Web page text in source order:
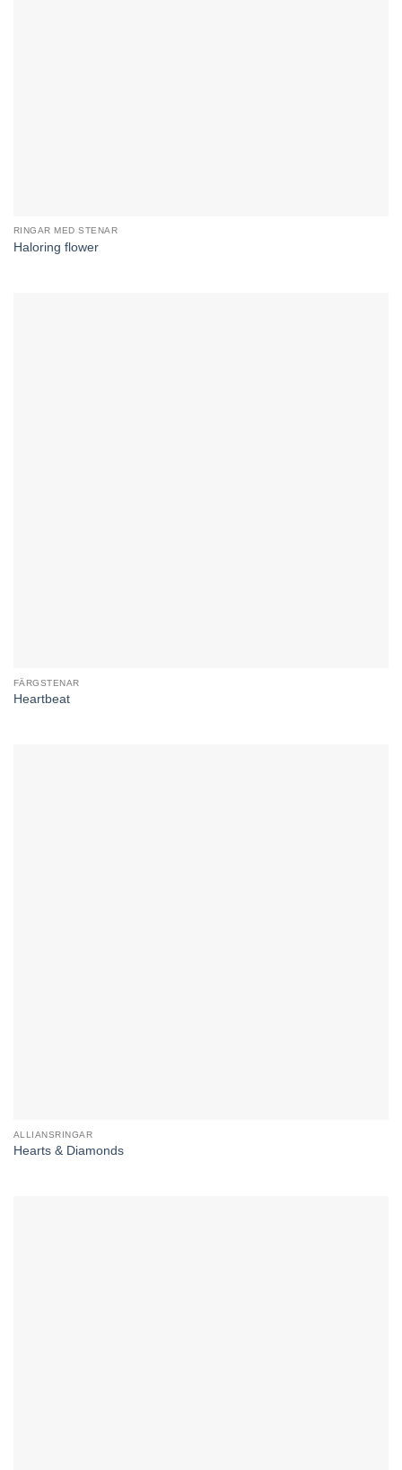
RINGAR MED STENAR
Haloring flower
FÄRGSTENAR
Heartbeat
ALLIANSRINGAR
Hearts & Diamonds